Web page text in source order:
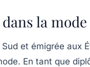
la
et émigrée aux
. En tant que